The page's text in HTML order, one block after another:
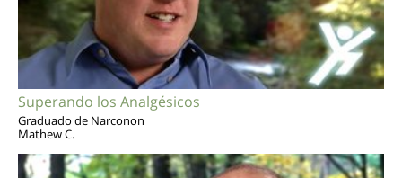
Superando los Analgésicos
Graduado de Narconon
Mathew C.